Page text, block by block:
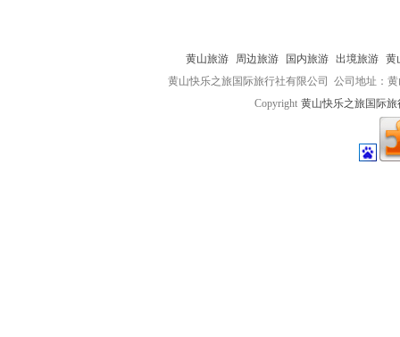
黄山旅游 周边旅游 国内旅游 出境旅游 黄
黄山快乐之旅国际旅行社有限公司 公司地址：
Copyright 黄山快乐之旅国际